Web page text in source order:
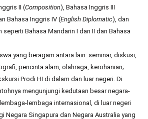
II (Composition), Bahasa Inggris III
Bahasa Inggris IV (English Diplomatic), dan
seperti Bahasa Mandarin I dan II dan Bahasa
yang beragam antara lain: seminar, diskusi,
pencinta alam, olahraga, kerohanian;
Prodi HI di dalam dan luar negeri. Di
mengunjungi kedutaan besar negara-
lembaga internasional, di luar negeri
Negara Singapura dan Negara Australia yang